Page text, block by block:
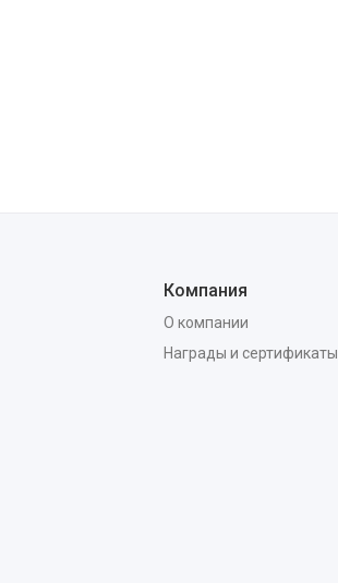
Компания
О компании
Награды и сертификаты